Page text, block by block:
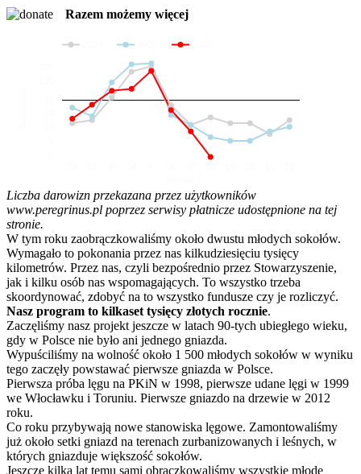
Razem możemy więcej
Liczba darowizn przekazana przez użytkowników
www.peregrinus.pl poprzez serwisy płatnicze udostępnione na tej
stronie.
W tym roku zaobrączkowaliśmy około dwustu młodych sokołów.
Wymagało to pokonania przez nas kilkudziesięciu tysięcy
kilometrów. Przez nas, czyli bezpośrednio przez Stowarzyszenie,
jak i kilku osób nas wspomagających. To wszystko trzeba
skoordynować, zdobyć na to wszystko fundusze czy je rozliczyć.
Nasz program to kilkaset tysięcy złotych rocznie.
Zaczęliśmy nasz projekt jeszcze w latach 90-tych ubiegłego wieku,
gdy w Polsce nie było ani jednego gniazda.
Wypuściliśmy na wolność około 1 500 młodych sokołów w wyniku
tego zaczęły powstawać pierwsze gniazda w Polsce.
Pierwsza próba lęgu na PKiN w 1998, pierwsze udane lęgi w 1999
we Włocławku i Toruniu. Pierwsze gniazdo na drzewie w 2012
roku.
Co roku przybywają nowe stanowiska lęgowe. Zamontowaliśmy
już około setki gniazd na terenach zurbanizowanych i leśnych, w
których gniazduje większość sokołów.
Jeszcze kilka lat temu sami obrączkowaliśmy wszystkie młode